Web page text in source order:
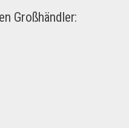
Großhändler: